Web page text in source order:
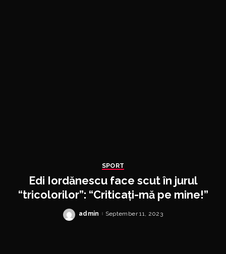
SPORT
Edi Iordănescu face scut în jurul
“tricolorilor”: “Criticați-mă pe mine!”
Posted
admin September 11, 2023